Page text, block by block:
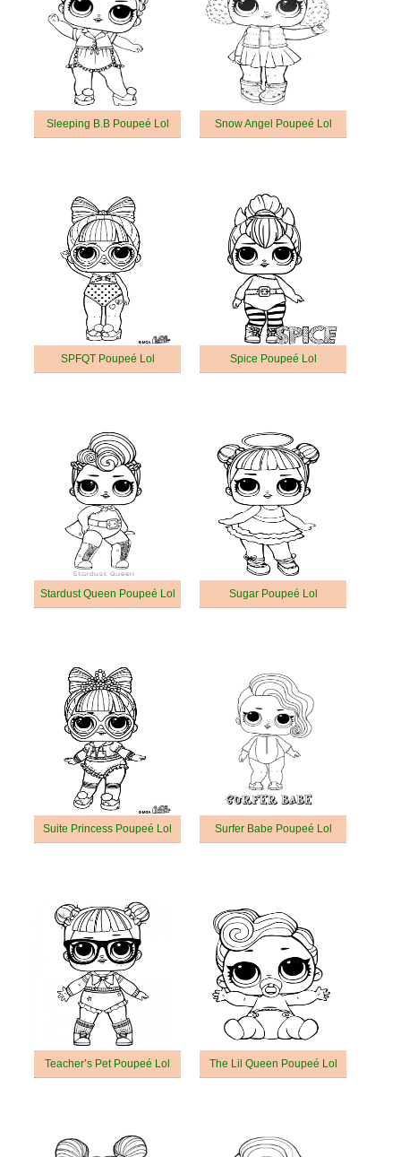
Sleeping B.B Poupeé Lol Snow Angel Poupeé Lol
SPFQT Poupeé Lol Spice Poupeé Lol
Stardust Queen Poupeé Lol Sugar Poupeé Lol
Suite Princess Poupeé Lol Surfer Babe Poupeé Lol
Teacher’s Pet Poupeé Lol The Lil Queen Poupeé Lol